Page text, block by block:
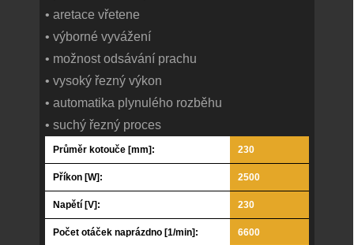
• aretace vřetene
• výborné vyvážení
• možnost odsávání prachu
• vysoký řezný výkon
• automatika plynulého rozběhu
• suchý řezný proces
Průměr kotouče [mm]: 230
Příkon [W]: 2500
Napětí [V]: 230
Počet otáček naprázdno [1/min]: 6600